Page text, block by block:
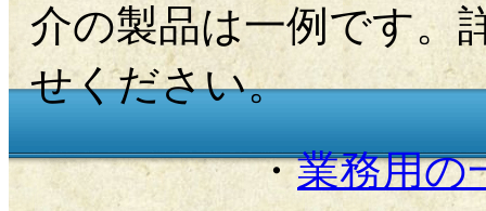
介の製品は一例です。
せください。
・業務用の